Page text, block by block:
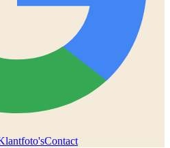
Contact